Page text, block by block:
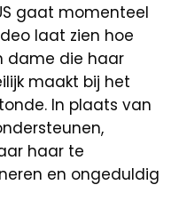
gaat momenteel
laat zien hoe
dame die haar
maakt bij het
In plaats van
haar te
en ongeduldig